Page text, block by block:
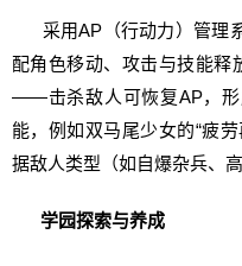
采用AP（行动力）管理
配角色移动、攻击与技能释
——击杀敌人可恢复AP，形
能，例如双马尾少女的“疲
据敌人类型（如自爆杂兵、
学园探索与养成